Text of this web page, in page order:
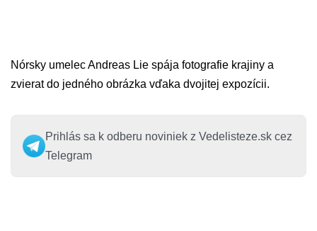
Nórsky umelec Andreas Lie spája fotografie krajiny a
zvierat do jedného obrázka vďaka dvojitej expozícii.
Prihlás sa k odberu noviniek z Vedelisteze.sk cez
Telegram